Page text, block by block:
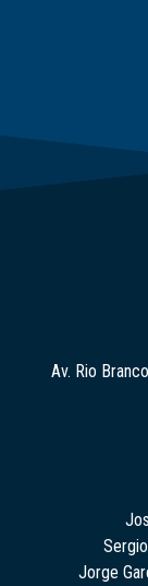
Av. Rio
Jorge